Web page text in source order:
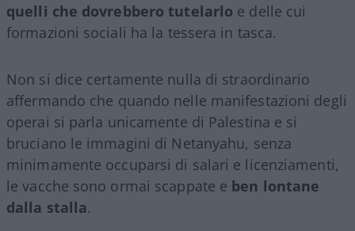
quelli che dovrebbero tutelarlo e delle cui
formazioni sociali ha la tessera in tasca.
Non si dice certamente nulla di straordinario
affermando che quando nelle manifestazioni degli
operai si parla unicamente di Palestina e si
bruciano le immagini di Netanyahu, senza
minimamente occuparsi di salari e licenziamenti,
le vacche sono ormai scappate e ben lontane
dalla stalla.